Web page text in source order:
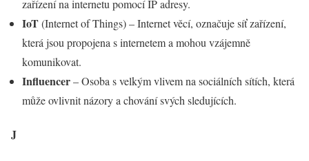
zařízení na internetu pomocí IP adresy.
IoT(Internet of Things) – Internet věcí, označuje síť zařízení,
která jsou propojena s internetem a mohou vzájemně
komunikovat.
Influencer– Osoba s velkým vlivem na sociálních sítích, která
může ovlivnit názory a chování svých sledujících.
J